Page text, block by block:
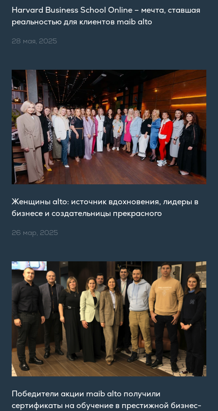
Harvard Business School Online – мечта, ставшая
реальностью для клиентов maib alto
28 мая, 2025
Женщины alto: источник вдохновения, лидеры в
бизнесе и создательницы прекрасного
26 мар, 2025
Победители акции maib alto получили
сертификаты на обучение в престижной бизнес-